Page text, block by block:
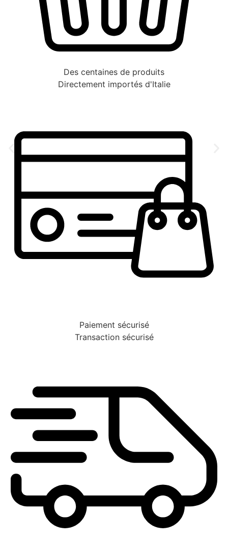
Des centaines de produits
Directement importés d'Italie
Paiement sécurisé
Transaction sécurisé